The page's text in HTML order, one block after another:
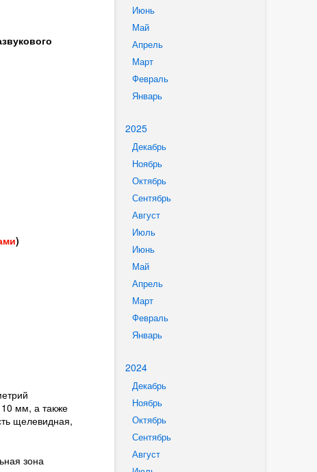
Июнь
Май
Апрель
Март
Февраль
Январь
2025
Декабрь
Ноябрь
Октябрь
Сентябрь
Август
Июль
Июнь
Май
Апрель
Март
Февраль
Январь
2024
Декабрь
Ноябрь
Октябрь
Сентябрь
Август
)
10 мм, а также
щелевидная,
зона